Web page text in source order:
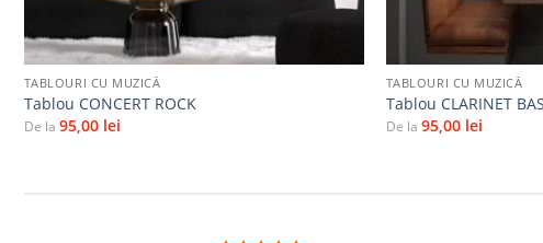
+
TABLOURI CU MUZICĂ
Tablou CONCERT ROCK
De la 95,00 lei
TABLOURI CU MUZICĂ
Tablou CLARINET
De la 95,00 lei